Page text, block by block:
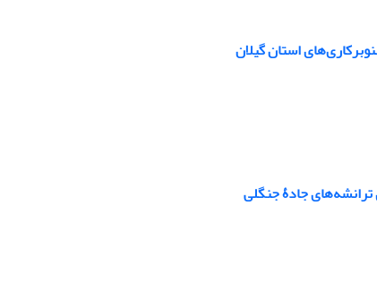
جادۀ جنگلی